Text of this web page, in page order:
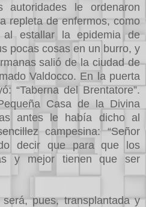
autoridades le ordenaron
repleta de enfermos, como
al estallar la epidemia de
pocas cosas en un burro, y
salió de la ciudad de
Valdocco. En la puerta
“Taberna del Brentatore”.
Casa de la Divina
antes le había dicho al
campesina: “Señor
decir que para que los
y mejor tienen que ser
será, pues, transplantada y